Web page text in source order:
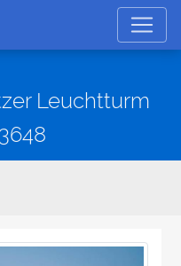
Leuchtturm